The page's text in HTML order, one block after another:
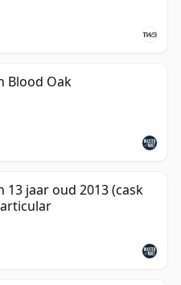
Blood Oak
13 jaar oud 2013 (cask